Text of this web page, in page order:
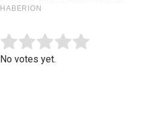
Rate this item:
No votes yet.